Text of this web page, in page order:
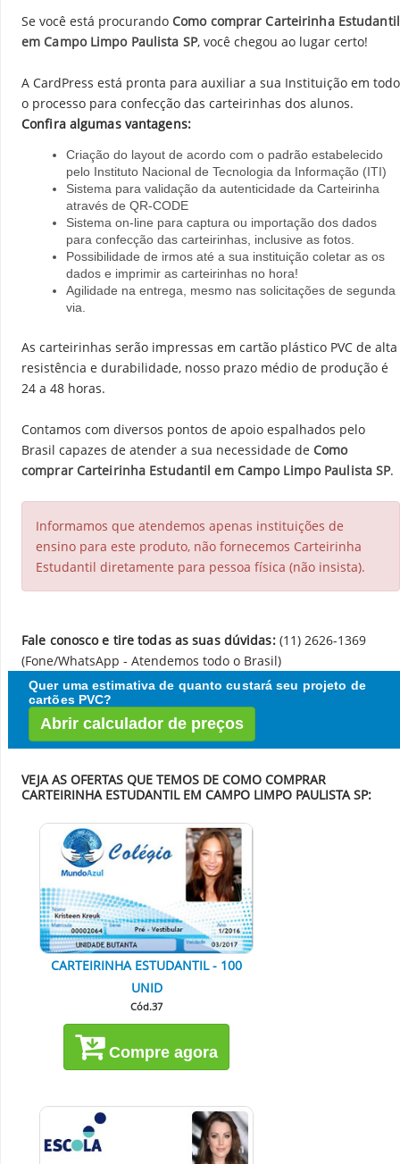
Se você está procurando Como comprar Carteirinha Estudantil
em Campo Limpo Paulista SP, você chegou ao lugar certo!
A CardPress está pronta para auxiliar a sua Instituição em todo
o processo para confecção das carteirinhas dos alunos.
Confira algumas vantagens:
Criação do layout de acordo com o padrão estabelecido
pelo Instituto Nacional de Tecnologia da Informação (ITI)
Sistema para validação da autenticidade da Carteirinha
através de QR-CODE
Sistema on-line para captura ou importação dos dados
para confecção das carteirinhas, inclusive as fotos.
Possibilidade de irmos até a sua instituição coletar as os
dados e imprimir as carteirinhas no hora!
Agilidade na entrega, mesmo nas solicitações de segunda
via.
As carteirinhas serão impressas em cartão plástico PVC de alta
resistência e durabilidade, nosso prazo médio de produção é
24 a 48 horas.
Contamos com diversos pontos de apoio espalhados pelo
Brasil capazes de atender a sua necessidade de Como
comprar Carteirinha Estudantil em Campo Limpo Paulista SP.
Informamos que atendemos apenas instituições de
ensino para este produto, não fornecemos Carteirinha
Estudantil diretamente para pessoa física (não insista).
Fale conosco e tire todas as suas dúvidas: (11) 2626-1369
(Fone/WhatsApp - Atendemos todo o Brasil)
Quer uma estimativa de quanto custará seu projeto de
cartões PVC?
Abrir calculador de preços
VEJA AS OFERTAS QUE TEMOS DE COMO COMPRAR
CARTEIRINHA ESTUDANTIL EM CAMPO LIMPO PAULISTA SP:
CARTEIRINHA ESTUDANTIL - 100
UNID
Cód.37
Compre agora